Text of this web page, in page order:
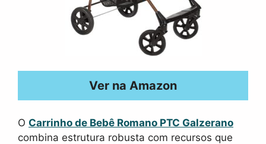
Ver na Amazon
O Carrinho de Bebê Romano PTC Galzerano
combina estrutura robusta com recursos que